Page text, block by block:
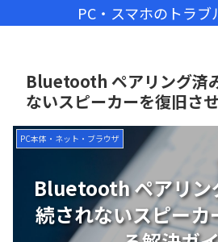
PC・スマホのトラ
Bluetooth ペアリング済
ないスピーカーを復旧さ
Bluetooth ペアリン
続されないスピーカ
PC本体・ネット・ブラウザ